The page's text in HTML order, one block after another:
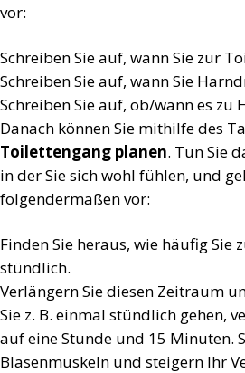
vor:
Schreiben Sie auf, wann Sie zur
Schreiben Sie auf, wann Sie
Schreiben Sie auf, ob/wann es zu
Danach können Sie mithilfe des
Toilettengang planen. Tun Sie
in der Sie sich wohl fühlen, und
folgendermaßen vor:
Finden Sie heraus, wie häufig Sie
stündlich.
Verlängern Sie diesen Zeitraum
Sie z. B. einmal stündlich gehen,
auf eine Stunde und 15 Minuten.
Blasenmuskeln und steigern Ihr